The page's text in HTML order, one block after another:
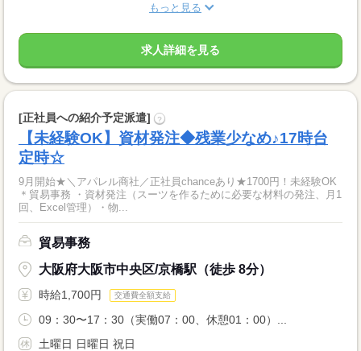
もっと見る
求人詳細を見る
[正社員への紹介予定派遣] ?
【未経験OK】資材発注◆残業少なめ♪17時台
定時☆
9月開始★＼アパレル商社／正社員chanceあり★1700円！未経験OK
＊貿易事務 ・資材発注（スーツを作るために必要な材料の発注、月1
回、Excel管理）・物...
貿易事務
大阪府大阪市中央区/京橋駅（徒歩 8分）
時給1,700円 交通費全額支給
09：30〜17：30（実働07：00、休憩01：00）...
土曜日 日曜日 祝日